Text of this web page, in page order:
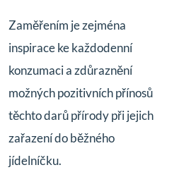
Zaměřením je zejména
inspirace ke každodenní
konzumaci a zdůraznění
možných pozitivních přínosů
těchto darů přírody při jejich
zařazení do běžného
jídelníčku.